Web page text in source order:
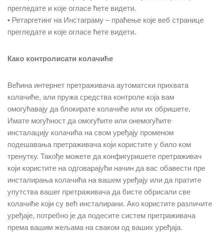
прегледате и које огласе ћете видети.
• Ретаргетинг на Инстаграму – праћење које веб странице
прегледате и које огласе ћете видети.
Како контролисати колачиће
Већина интернет претраживача аутоматски прихвата
колачиће, али пружа средства контроле која вам
омогућавају да блокирате колачиће или их обришете.
Имате могућност да омогућите или онемогућите
инсталацију колачића на свом уређају променом
подешавања претраживача који користите у било ком
тренутку. Такође можете да конфигуришете претраживач
који користите на одговарајући начин да вас обавести пре
инсталирања колачића на вашем уређају или да пратите
упутства вашег претраживача да бисте обрисали све
колачиће који су већ инсталирани. Ако користите различите
уређаје, потребно је да подесите систем претраживача
према вашим жељама на сваком од ваших уређаја.